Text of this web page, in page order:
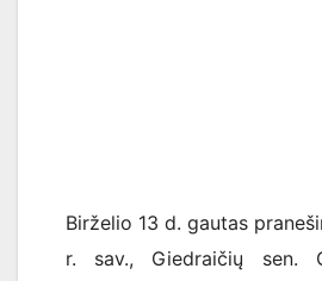
Birželio 13 d. gautas
r. sav., Giedraičių sen.